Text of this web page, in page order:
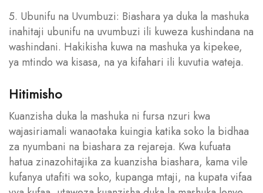
5. Ubunifu na Uvumbuzi: Biashara ya duka la mashuka
inahitaji ubunifu na uvumbuzi ili kuweza kushindana na
washindani. Hakikisha kuwa na mashuka ya kipekee,
ya mtindo wa kisasa, na ya kifahari ili kuvutia wateja.
Hitimisho
Kuanzisha duka la mashuka ni fursa nzuri kwa
wajasiriamali wanaotaka kuingia katika soko la bidhaa
za nyumbani na biashara za rejareja. Kwa kufuata
hatua zinazohitajika za kuanzisha biashara, kama vile
kufanya utafiti wa soko, kupanga mtaji, na kupata vifaa